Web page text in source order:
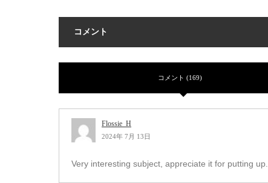
コメント
コメント (169)
Flossie_H
2024年 7月 13日
Very interesting subject, appreciate it for putting up.